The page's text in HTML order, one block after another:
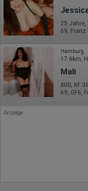
Antworten auf
Ort der Verarbeitung:
Europäische Union
Rechtliche Grundlage
Art. 6 Abs. 1 S. 1 lit. aHamburg
17.6km,
Mali
80D, KF
Anzeige